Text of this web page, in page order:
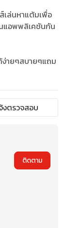
เล่นหาแต้มเพื่อ
นแอพพลิเคชันกัน
ายๆสบายๆแถม
งตรวจสอบ
ติดตาม